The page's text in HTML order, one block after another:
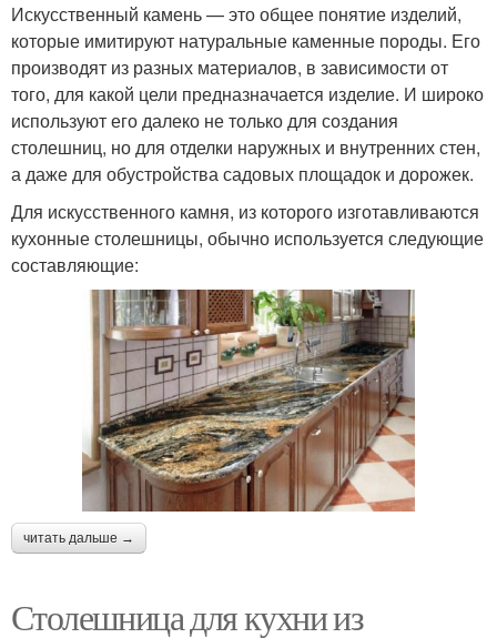
Акриловые
столешницы
Столешницы из акрила
Столешница для кухни
Столешница из
пенополистирола
Столешница из
мрамора
Кухонная столешница Жидкий камень
Изделия из
искусственного камня
Столешницы из разных
Столешница из
Искусственный камень — это общее понятие изделий,
которые имитируют натуральные каменные породы. Его
производят из разных материалов, в зависимости от
того, для какой цели предназначается изделие. И широко
используют его далеко не только для создания
столешниц, но для отделки наружных и внутренних стен,
а даже для обустройства садовых площадок и дорожек.
Для искусственного камня, из которого изготавливаются
кухонные столешницы, обычно используется следующие
составляющие:
читать дальше →
Столешница для кухни из